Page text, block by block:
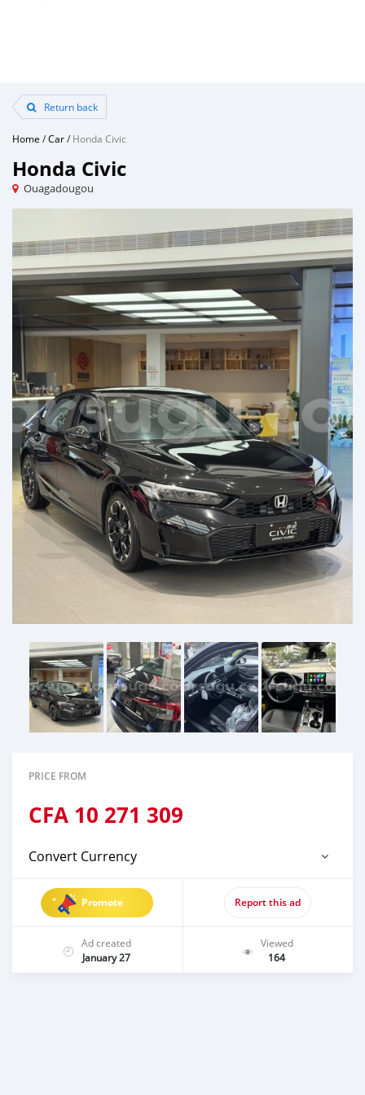
Return back
Home /Car/Honda Civic
Honda Civic
Ouagadougou
PRICE FROM
CFA 10 271 309
Convert Currency
Promote Report this ad
Ad created
January 27
Viewed
164